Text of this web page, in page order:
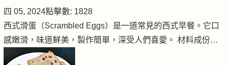
四 05, 2024點擊數: 1828
西式滑蛋（Scrambled Eggs）是一道常見的西式早餐。它口
感嫩滑，味道鮮美，製作簡單，深受人們喜愛。 材料成份…